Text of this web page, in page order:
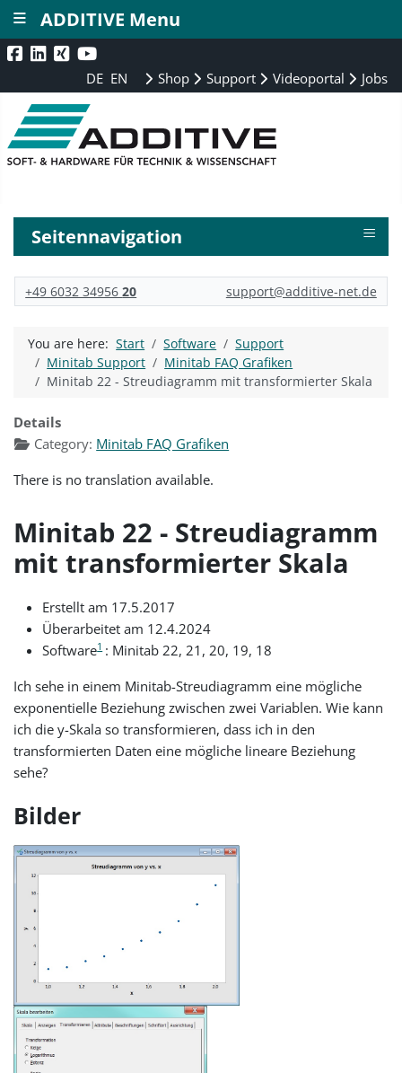
DE EN Shop Support Videoportal Jobs
Seitennavigation ≡
+49 6032 3495620 support@additive-net.de
You are here:Start Software
Support
Minitab Support
Minitab FAQ Grafiken
Minitab 22 - Streudiagramm mit transformierter Skala
Details
Category: Minitab FAQ Grafiken
There is no translation available.
Minitab 22 - Streudiagramm
mit transformierter Skala
Erstellt am 17.5.2017
Überarbeitet am 12.4.2024
Software1 : Minitab 22, 21, 20, 19, 18
Ich sehe in einem Minitab-Streudiagramm eine mögliche
exponentielle Beziehung zwischen zwei Variablen. Wie kann
ich die y-Skala so transformieren, dass ich in den
transformierten Daten eine mögliche lineare Beziehung
sehe?
Bilder
ADDITIVE Menu
≡